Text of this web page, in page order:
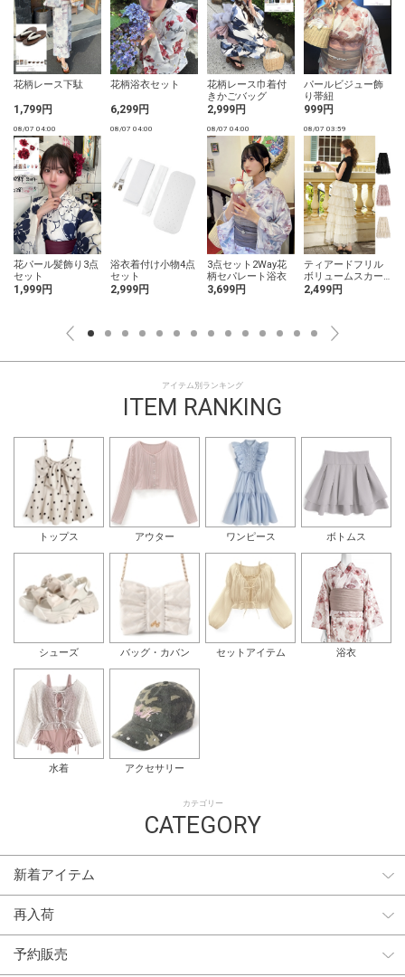
花柄レース下駄
1,799円
花柄浴衣セット
6,299円
花柄レース巾着付
きかごバッグ
2,999円
パールビジュー飾
り帯紐
999円
08/07 04:00
花パール髪飾り3点
セット
1,999円
08/07 04:00
浴衣着付け小物4点
セット
2,999円
08/07 04:00
3点セット2Way花
柄セパレート浴衣
3,699円
08/07 03:59
ティアードフリル
ボリュームスカー
ト
2,499円
アイテム別ランキング
ITEM RANKING
トップス アウター ワンピース ボトムス
シューズ バッグ・カバン セットアイテム 浴衣
水着 アクセサリー
カテゴリー
CATEGORY
新着アイテム
再入荷
予約販売